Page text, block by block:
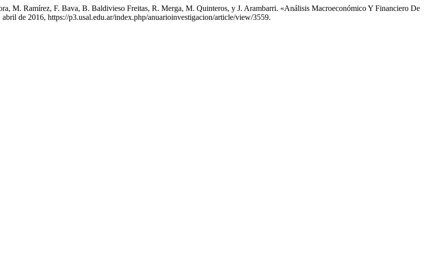
M. Ramírez, F. Bava, B. Baldivieso Freitas, R. Merga, M. Quinteros, y J. Arambarri. «Análisis Macroeconómico Y Financiero De
abril de 2016, https://p3.usal.edu.ar/index.php/anuarioinvestigacion/article/view/3559.